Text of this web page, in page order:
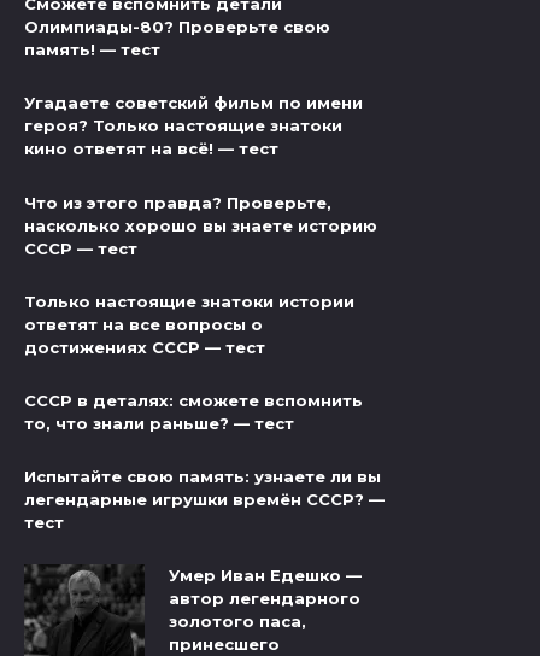
Сможете вспомнить детали
Олимпиады-80? Проверьте свою
память! — тест
Угадаете советский фильм по имени
героя? Только настоящие знатоки
кино ответят на всё! — тест
Что из этого правда? Проверьте,
насколько хорошо вы знаете историю
СССР — тест
Только настоящие знатоки истории
ответят на все вопросы о
достижениях СССР — тест
СССР в деталях: сможете вспомнить
то, что знали раньше? — тест
Испытайте свою память: узнаете ли вы
легендарные игрушки времён СССР? —
тест
Умер Иван Едешко —
автор легендарного
золотого паса,
принесшего